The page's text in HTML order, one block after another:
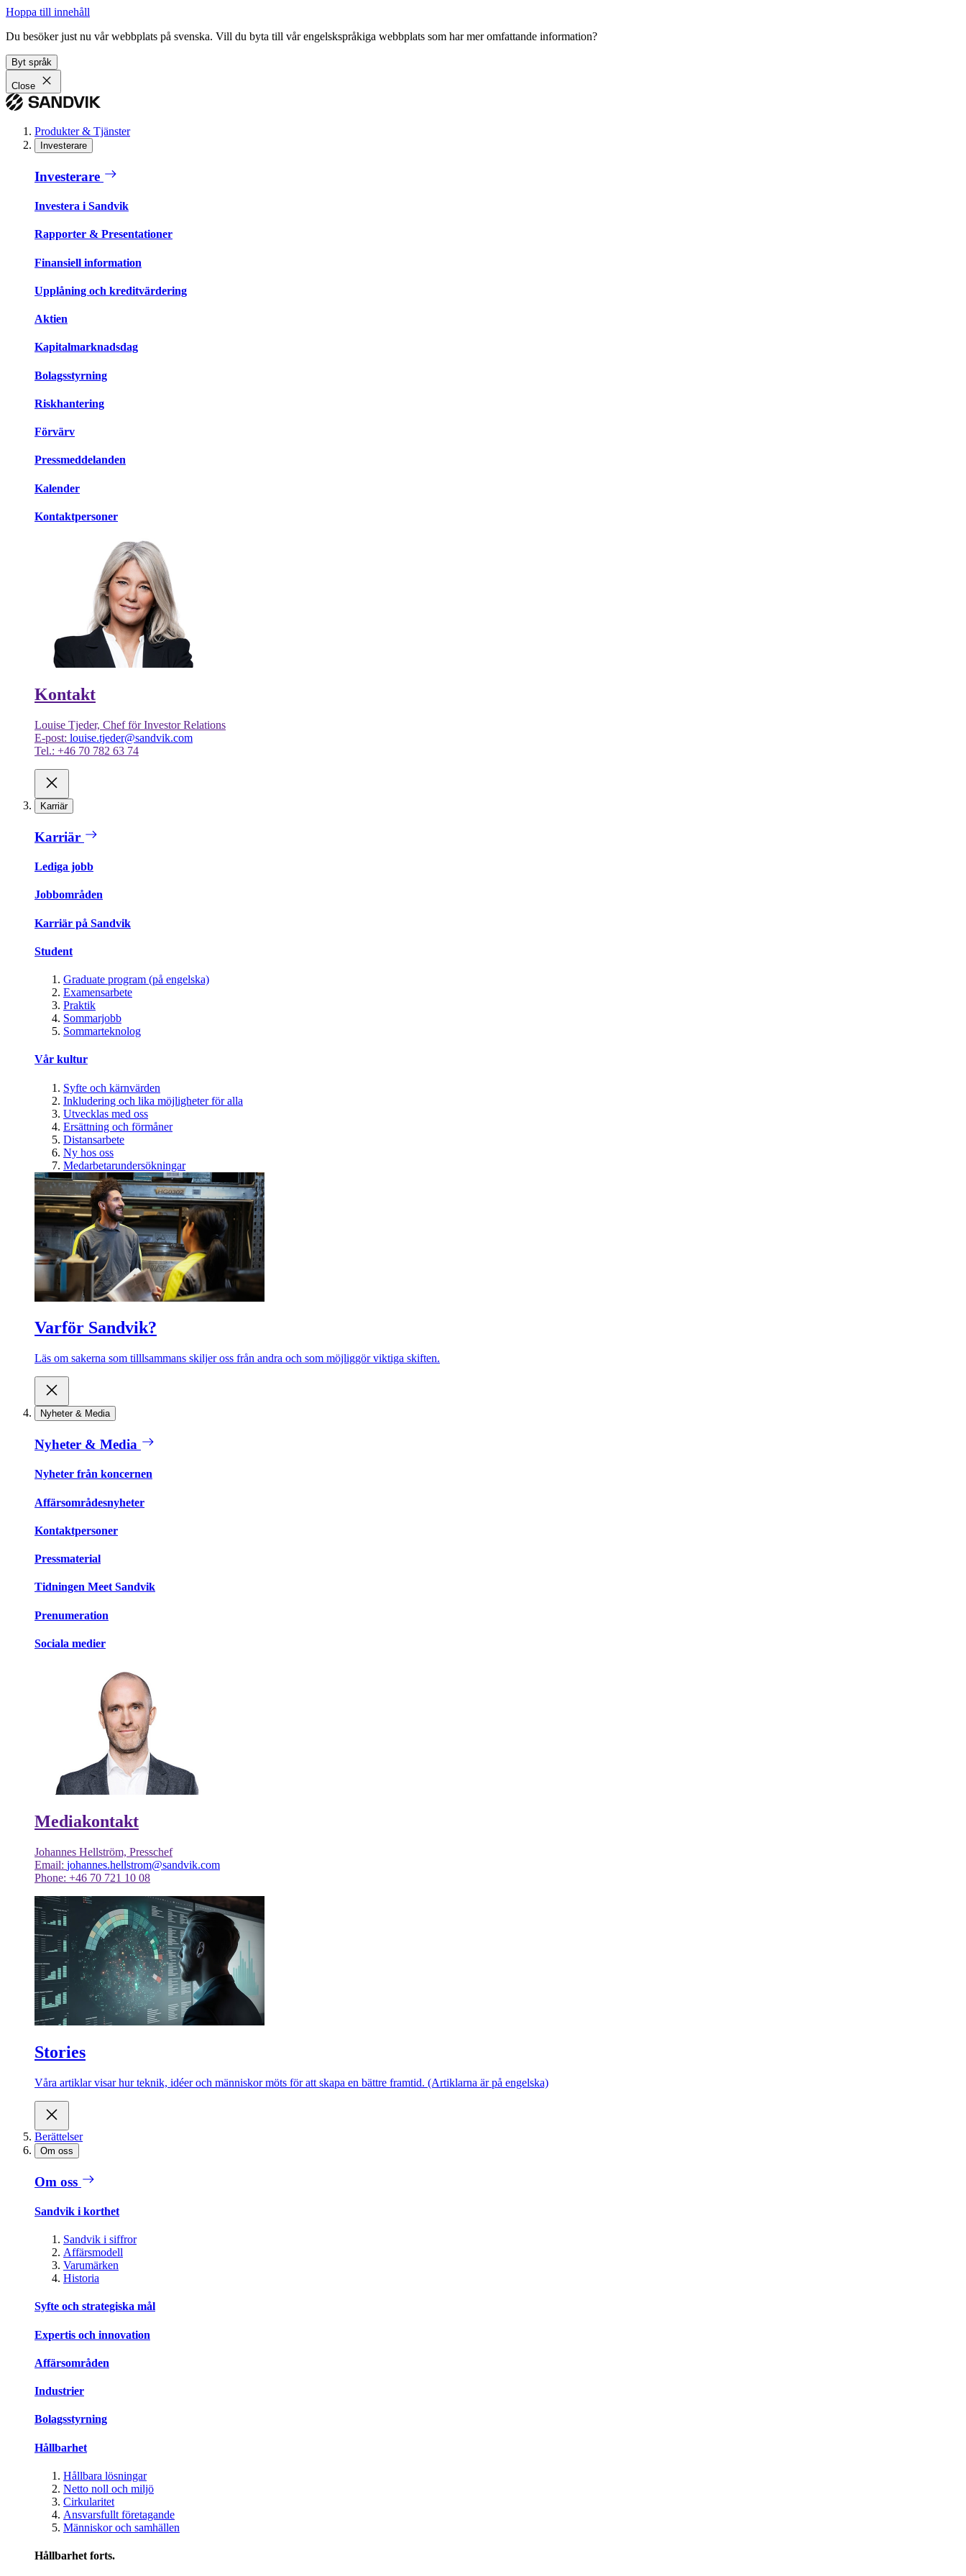
Hoppa till innehåll
Du besöker just nu vår webbplats på svenska. Vill du byta till vår engelskspråkiga webbplats som har mer omfattande information?
Byt språk
Close
Produkter & Tjänster
Investerare
Investerare
Investera i Sandvik
Rapporter & Presentationer
Finansiell information
Upplåning och kreditvärdering
Aktien
Kapitalmarknadsdag
Bolagsstyrning
Riskhantering
Förvärv
Pressmeddelanden
Kalender
Kontaktpersoner
Kontakt
Louise Tjeder, Chef för Investor Relations
E-post: louise.tjeder@sandvik.com
Tel.: +46 70 782 63 74
Karriär
Karriär
Lediga jobb
Jobbområden
Karriär på Sandvik
Student
Graduate program (på engelska)
Examensarbete
Praktik
Sommarjobb
Sommarteknolog
Vår kultur
Syfte och kärnvärden
Inkludering och lika möjligheter för alla
Utvecklas med oss
Ersättning och förmåner
Distansarbete
Ny hos oss
Medarbetarundersökningar
Varför Sandvik?
Läs om sakerna som tilllsammans skiljer oss från andra och som möjliggör viktiga skiften.
Nyheter & Media
Nyheter & Media
Nyheter från koncernen
Affärsområdesnyheter
Kontaktpersoner
Pressmaterial
Tidningen Meet Sandvik
Prenumeration
Sociala medier
Mediakontakt
Johannes Hellström, Presschef
Email: johannes.hellstrom@sandvik.com
Phone: +46 70 721 10 08
Stories
Våra artiklar visar hur teknik, idéer och människor möts för att skapa en bättre framtid. (Artiklarna är på engelska)
Berättelser
Om oss
Om oss
Sandvik i korthet
Sandvik i siffror
Affärsmodell
Varumärken
Historia
Syfte och strategiska mål
Expertis och innovation
Affärsområden
Industrier
Bolagsstyrning
Hållbarhet
Hållbara lösningar
Netto noll och miljö
Cirkularitet
Ansvarsfullt företagande
Människor och samhällen
Hållbarhet forts.